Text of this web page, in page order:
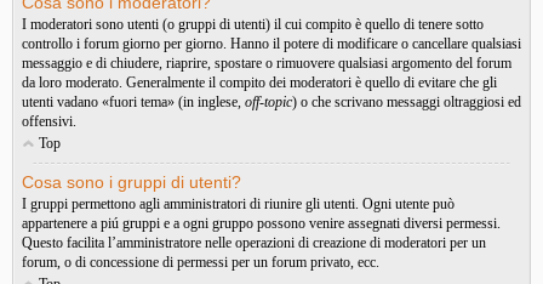
I moderatori sono utenti (o gruppi di utenti) il cui compito è quello di tenere sotto
controllo i forum giorno per giorno. Hanno il potere di modificare o cancellare qualsiasi
messaggio e di chiudere, riaprire, spostare o rimuovere qualsiasi argomento del forum
da loro moderato. Generalmente il compito dei moderatori è quello di evitare che gli
utenti vadano «fuori tema» (in inglese, off-topic) o che scrivano messaggi oltraggiosi ed
offensivi.
Top
Cosa sono i gruppi di utenti?
I gruppi permettono agli amministratori di riunire gli utenti. Ogni utente può
appartenere a piú gruppi e a ogni gruppo possono venire assegnati diversi permessi.
Questo facilita l’amministratore nelle operazioni di creazione di moderatori per un
forum, o di concessione di permessi per un forum privato, ecc.